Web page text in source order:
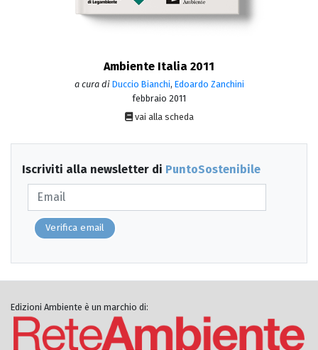
Ambiente Italia 2011
a cura di Duccio Bianchi, Edoardo Zanchini
febbraio 2011
vai alla scheda
Iscriviti alla newsletter di PuntoSostenibile
Verifica email
Edizioni Ambiente è un marchio di: